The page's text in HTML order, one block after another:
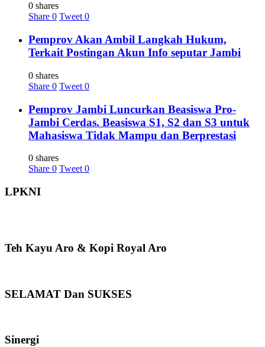
0 shares
Share 0 Tweet 0
Pemprov Akan Ambil Langkah Hukum,
Terkait Postingan Akun Info seputar Jambi
0 shares
Share 0 Tweet 0
Pemprov Jambi Luncurkan Beasiswa Pro-
Jambi Cerdas. Beasiswa S1, S2 dan S3 untuk
Mahasiswa Tidak Mampu dan Berprestasi
0 shares
Share 0 Tweet 0
LPKNI
Teh Kayu Aro & Kopi Royal Aro
SELAMAT Dan SUKSES
Sinergi